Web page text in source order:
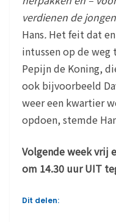
verdienen de
Hans. Het feit dat
intussen op de weg
Pepijn de Koning,
ook bijvoorbeeld
weer een kwartier
opdoen, stemde
Volgende week vrij
om 14.30 uur UIT
Dit delen: